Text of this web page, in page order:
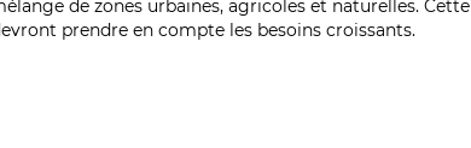
de zones urbaines, agricoles et naturelles. Cette
prendre en compte les besoins croissants.